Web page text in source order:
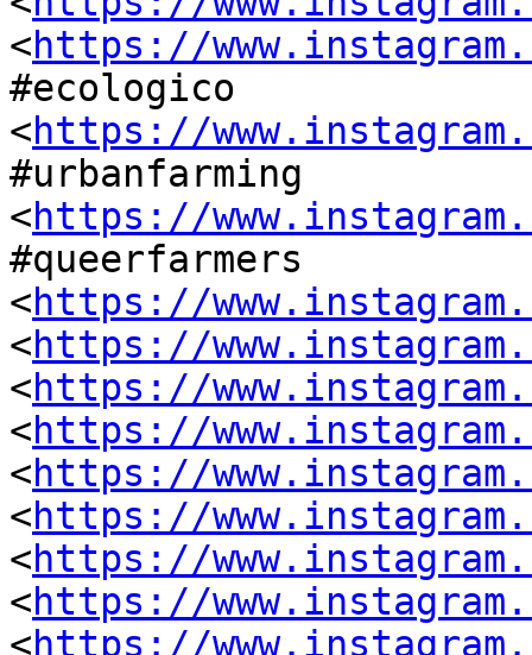
<https://
#ecologico
<https://
#urbanfarming
<https://
#queerfarmers
<https://
<https://
<https://
<https://
<https://
<https://
<https://
<https://
<https://